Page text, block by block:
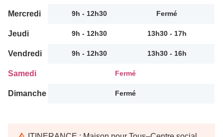
Mercredi 9h - 12h30 Fermé
Jeudi 9h - 12h30 13h30 - 17h
Vendredi 9h - 12h30 13h30 - 16h
Samedi Fermé
Dimanche Fermé